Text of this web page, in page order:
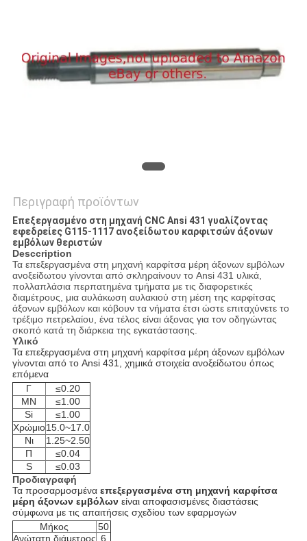
Περιγραφή προϊόντων
Επεξεργασμένο στη μηχανή CNC Ansi 431 γυαλίζοντας
εφεδρείες G115-1117 ανοξείδωτου καρφιτσών άξονων
εμβόλων θεριστών
Desccription
Τα επεξεργασμένα στη μηχανή καρφίτσα μέρη άξονων εμβόλων
ανοξείδωτου γίνονται από σκληραίνουν το Ansi 431 υλικά,
πολλαπλάσια περπατημένα τμήματα με τις διαφορετικές
διαμέτρους, μια αυλάκωση αυλακιού στη μέση της καρφίτσας
άξονων εμβόλων και κόβουν τα νήματα έτσι ώστε επιταχύνετε το
τρέξιμο πετρελαίου, ένα τέλος είναι άξονας για τον οδηγώντας
σκοπό κατά τη διάρκεια της εγκατάστασης.
Υλικό
Τα επεξεργασμένα στη μηχανή καρφίτσα μέρη άξονων εμβόλων
γίνονται από το Ansi 431, χημικά στοιχεία ανοξείδωτου όπως
επόμενα
Γ
≤0.20
ΜΝ
≤1.00
Si
≤1.00
Χρώμιο15.0~17.0
Νι
1.25~2.50
Π
≤0.04
S
≤0.03
Προδιαγραφή
Τα προσαρμοσμένα επεξεργασμένα στη μηχανή καρφίτσα
μέρη άξονων εμβόλωνείναι αποφασισμένες διαστάσεις
σύμφωνα με τις απαιτήσεις σχεδίου των εφαρμογών
Μήκος
50
Ανώτατη διάμετρος 6